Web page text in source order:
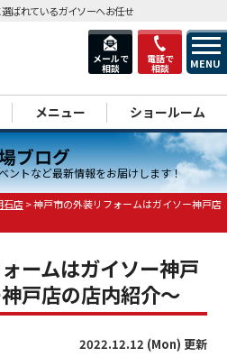
メールで
相談
電話で
相談 MENU
ばれているガイソーへお任せ
メニュー ショールーム
ブログ
ントなど最新情報をお届けします！
石店>神戸市の外装リフォームはガイソー神戸店
ームはガイソー神戸
戸店の店内紹介～
2022.12.12 (Mon) 更新